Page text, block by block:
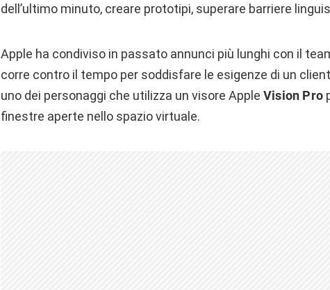
dell’ultimo minuto, creare prototipi, superare barriere
Apple ha condiviso in passato annunci più lunghi con il
corre contro il tempo per soddisfare le esigenze di un
uno dei personaggi che utilizza un visore Apple Vision Pro
finestre aperte nello spazio virtuale.